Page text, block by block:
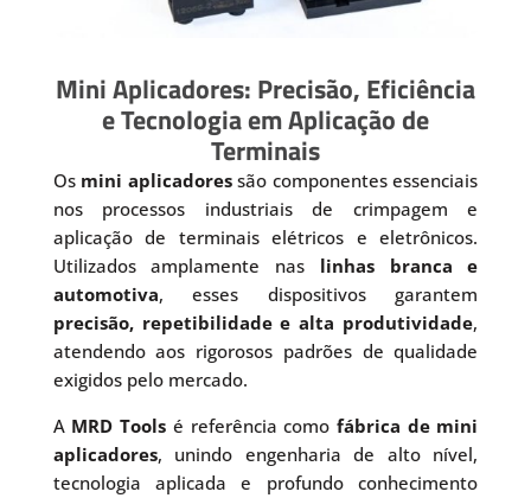
Mini Aplicadores: Precisão, Eficiência
e Tecnologia em Aplicação de
Terminais
Os mini aplicadoressão componentes essenciais
nos processos industriais de crimpagem e
aplicação de terminais elétricos e eletrônicos.
Utilizados amplamente nas linhas branca e
automotiva, esses dispositivos garantem
precisão, repetibilidade e alta produtividade,
atendendo aos rigorosos padrões de qualidade
exigidos pelo mercado.
A MRD Tools é referência como fábrica de mini
aplicadores, unindo engenharia de alto nível,
tecnologia aplicada e profundo conhecimento